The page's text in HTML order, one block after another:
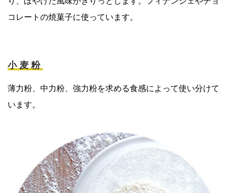
コレートの焼菓子に使っています。
小麦粉
薄力粉、中力粉、強力粉を求める食感によって使い分けて
います。